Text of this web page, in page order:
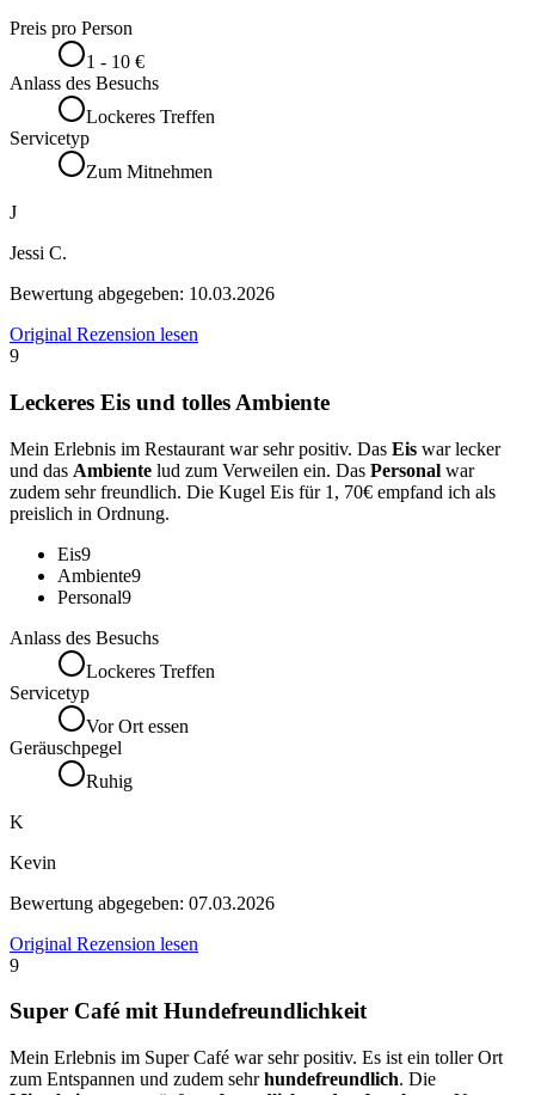
Preis pro Person
1 - 10 €
Anlass des Besuchs
Lockeres Treffen
Servicetyp
Zum Mitnehmen
J
Jessi C.
Bewertung abgegeben: 10.03.2026
Original Rezension lesen
9
Leckeres Eis und tolles Ambiente
Mein Erlebnis im Restaurant war sehr positiv. Das Eis war lecker
und das Ambiente lud zum Verweilen ein. Das Personal war
zudem sehr freundlich. Die Kugel Eis für 1, 70€ empfand ich als
preislich in Ordnung.
Eis9
Ambiente9
Personal9
Anlass des Besuchs
Lockeres Treffen
Servicetyp
Vor Ort essen
Geräuschpegel
Ruhig
K
Kevin
Bewertung abgegeben: 07.03.2026
Original Rezension lesen
9
Super Café mit Hundefreundlichkeit
Mein Erlebnis im Super Café war sehr positiv. Es ist ein toller Ort
zum Entspannen und zudem sehrhundefreundlich. Die